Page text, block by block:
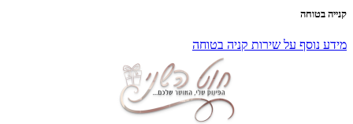
קנייה בטוחה
מידע נוסף על שירות קניה בטוחה